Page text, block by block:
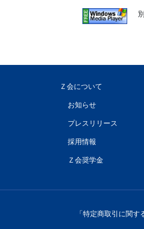
書
Ｚ会について
お知らせ
プレスリリース
採用情報
Ｚ会奨学金
「特定商取引に関